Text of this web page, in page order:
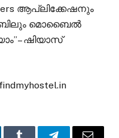
ആപ്ലിക്കേഷനും
മൊബൈൽ
ഷിയാസ്